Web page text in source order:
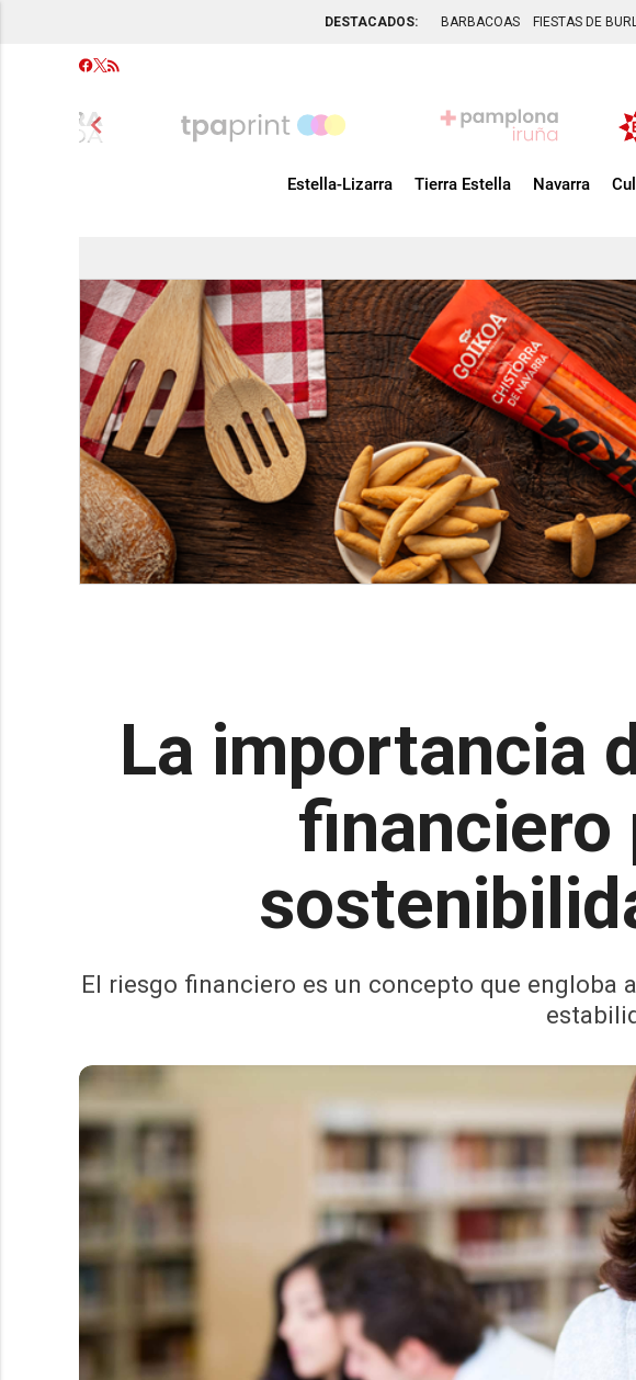
DESTACADOS: BARBACOAS FIESTAS DE
chevron_left
Estella-Lizarra Tierra Estella Navarra
La importancia
financiero
El riesgo financiero es un concepto que